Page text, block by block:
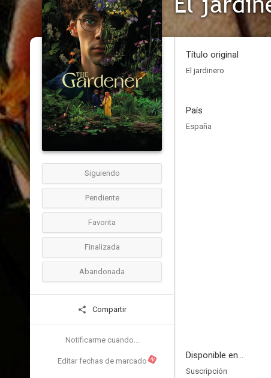
Siguiendo
Pendiente
Favorita
Finalizada
Abandonada
Compartir
Notificarme cuando...
Editar fechas de marcado N
Título original
El jardinero
País
España
Disponible en...
Suscripción